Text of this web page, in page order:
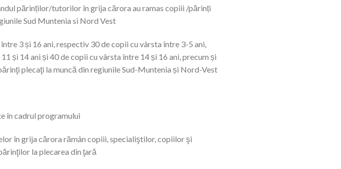
părinților/tutorilor în grija cărora au ramas copiii /părinți
Sud Muntenia si Nord Vest
3 și 16 ani, respectiv 30 de copii cu vârsta între 3-5 ani,
și 14 ani și 40 de copii cu vârsta între 14 și 16 ani, precum și
plecaţi la muncă din regiunile Sud-Muntenia și Nord-Vest
în cadrul programului
în grija cărora rămân copiii, specialiştilor, copiilor şi
la plecarea din ţară